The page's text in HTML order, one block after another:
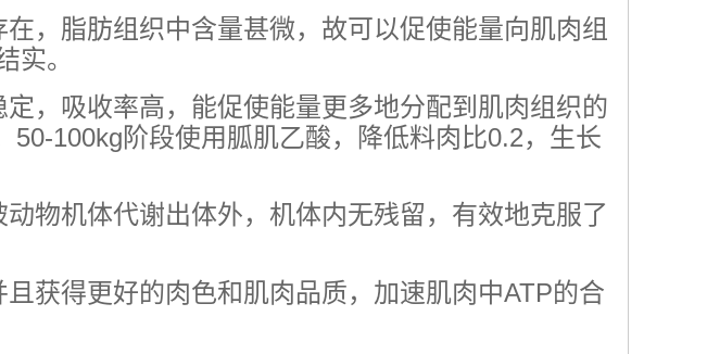
，脂肪组织中含量甚微，故可以促使能量向肌肉组
实。
，吸收率高，能促使能量更多地分配到肌肉组织的
100kg阶段使用胍肌乙酸，降低料肉比0.2，生长
物机体代谢出体外，机体内无残留，有效地克服了
获得更好的肉色和肌肉品质，加速肌肉中ATP的合